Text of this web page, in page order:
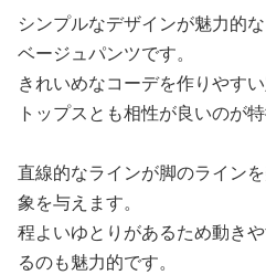
シンプルなデザインが魅力的
ベージュパンツです。
きれいめなコーデを作りやす
トップスとも相性が良いのが特
直線的なラインが脚のライン
象を与えます。
程よいゆとりがあるため動き
るのも魅力的です。